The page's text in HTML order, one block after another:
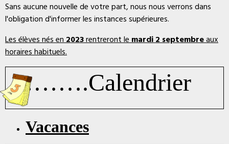
Sans aucune nouvelle de votre part, nous nous verrons dans
l'obligation d'informer les instances supérieures.
Les élèves nés en2023rentreront lemardi 2 septembreaux
horaires habituels.
……….Calendrier
Vacances